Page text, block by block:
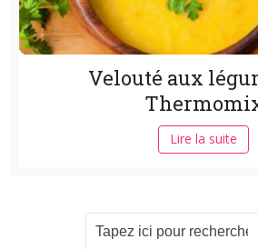
Velouté aux
Lire la suite